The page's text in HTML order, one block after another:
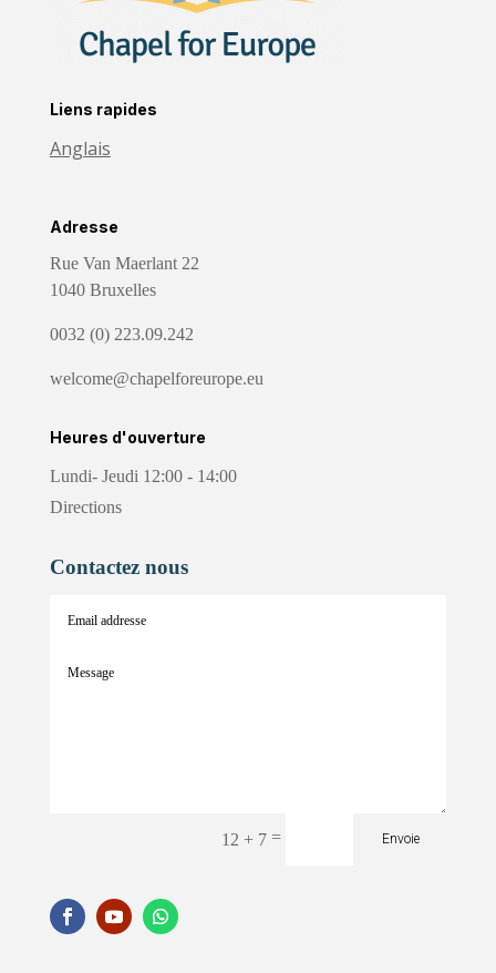
Liens rapides
Anglais
Adresse
Rue Van Maerlant 22
1040 Bruxelles
0032 (0) 223.09.242
welcome@chapelforeurope.eu
Heures d'ouverture
Lundi- Jeudi 12:00 - 14:00
Directions
Contactez nous
12 + 7= Envoie